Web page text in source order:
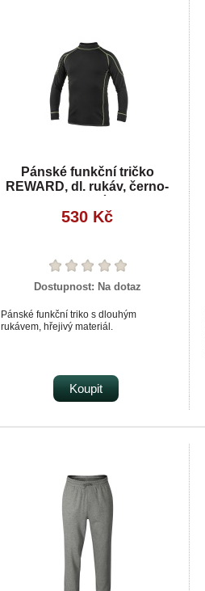
Pánské funkční tričko
REWARD, dl. rukáv, černo-
530 Kč
Dostupnost: Na dotaz
Pánské funkční triko s dlouhým
rukávem, hřejivý materiál.
Koupit